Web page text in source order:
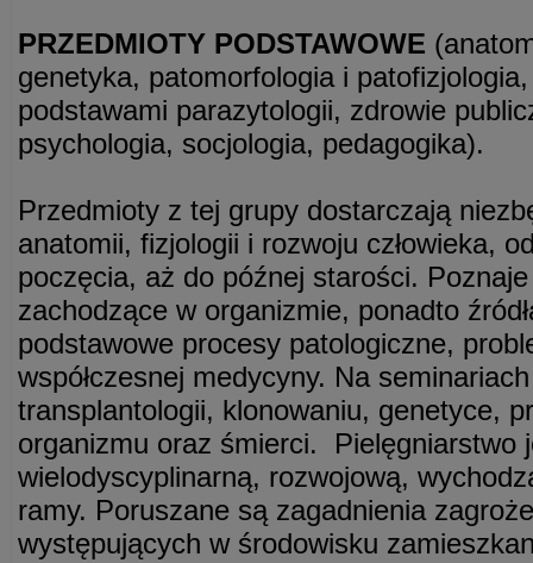
PRZEDMIOTY PODSTAWOWE
genetyka, patomorfologia i
podstawami parazytologii, zdrowie
psychologia, socjologia, pedagogika).
Przedmioty z tej grupy dostarczają
anatomii, fizjologii i rozwoju człowieka,
poczęcia, aż do późnej starości.
zachodzące w organizmie, ponadto
podstawowe procesy patologiczne,
współczesnej medycyny. Na
transplantologii, klonowaniu, genetyce,
organizmu oraz śmierci. Pielęgniarstwo
wielodyscyplinarną, rozwojową,
ramy. Poruszane są zagadnienia
występujących w środowisku